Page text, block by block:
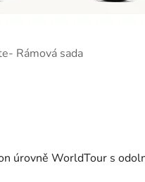
Rámová sada
úrovně WorldTour s